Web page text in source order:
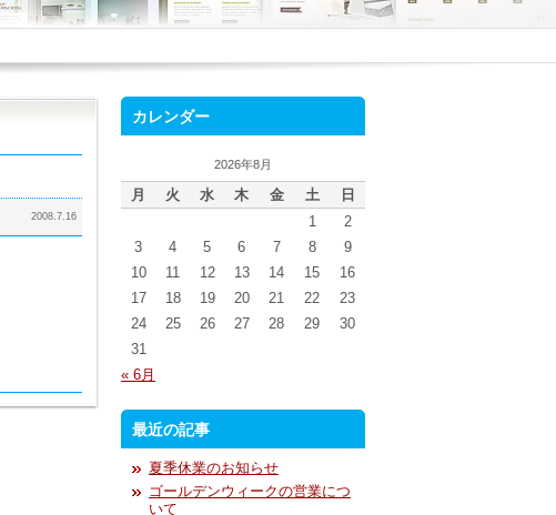
2008.7.16
カレンダー
2026年8月
月 火 水 木 金 土
日
1
2
3
4 5 6 7 8
9
10
11 12 13 14 15
16
17
18 19 20 21 22
23
24
25 26 27 28 29
30
31
« 6月
最近の記事
夏季休業のお知らせ
ゴールデンウィークの営業につ
いて